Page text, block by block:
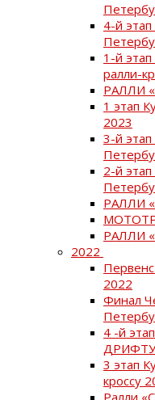
4-й
1-й
ралли-
РАЛЛИ
1 этап
2023
3-й
2-й
РАЛЛИ
РАЛЛИ
2022
2022
Финал
4 -й
ДРИФТУ
3 этап
кроссу
Ралли